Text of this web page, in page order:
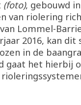
(foto), gebouwd
van riolering
Lommel-
2016, kan dit
in de
gaat het hierbij